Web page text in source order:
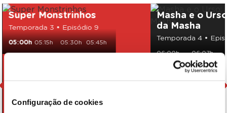
Configuração de cookies
Super Monstrinhos
Temporada 3 • Episódio 9
05:00h 05:15h 05:30h 05:45h
Masha e o
da Masha
Temporada 4 •
06:00h 06:07h